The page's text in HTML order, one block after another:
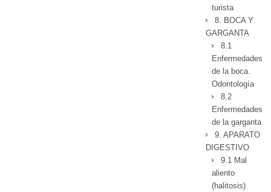
turista
8. BOCA Y
GARGANTA
8.1
Enfermedades
de la boca.
Odontología
8.2
Enfermedades
de la garganta
9. APARATO
DIGESTIVO
9.1 Mal
aliento
(halitosis)